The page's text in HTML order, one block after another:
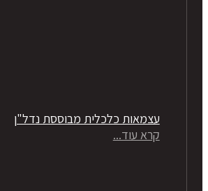
עצמאות כלכלית מבוססת נדל"ן
קרא עוד...